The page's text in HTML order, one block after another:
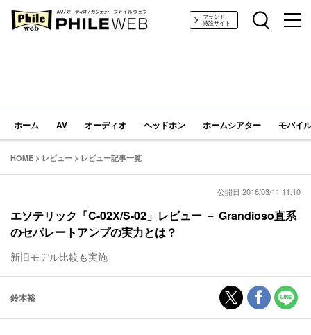
PHILE WEB｜AV/オーディオ/ガジェットブランド
特設サイト
ホーム AV オーディオ ヘッドホン ホームシアター モバイ
HOME > レビュー > レビュー記事一覧
公開日 2016/03/11 11:10
エソテリック「C-02X/S-02」レビュー － Grandioso直系
のセパレートアンプの実力とは？
新旧モデル比較も実施
鈴木裕